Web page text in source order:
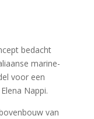
bedacht
marine-
voor een
Nappi.
van